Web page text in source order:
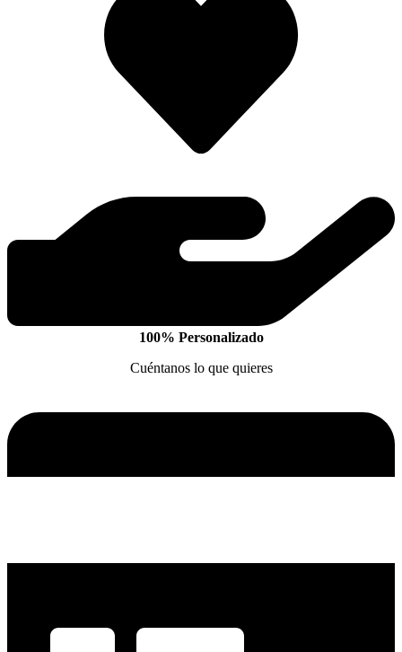
100% Personalizado
Cuéntanos lo que quieres